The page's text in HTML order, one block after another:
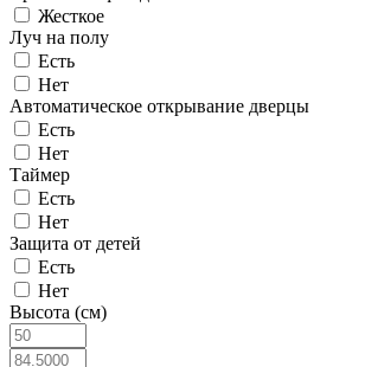
Жесткое
Луч на полу
Есть
Нет
Автоматическое открывание дверцы
Есть
Нет
Таймер
Есть
Нет
Защита от детей
Есть
Нет
Высота (см)